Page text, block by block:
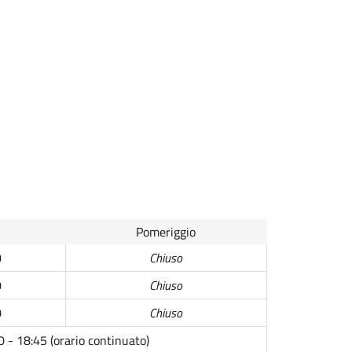
Pomeriggio
Chiuso
Chiuso
Chiuso
- 18:45 (orario continuato)